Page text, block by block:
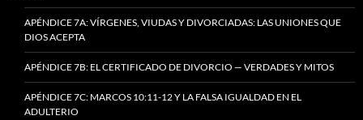
APÉNDICE 7A: VÍRGENES, VIUDAS Y DIVORCIADAS: LAS UNIONES QUE
DIOS ACEPTA
APÉNDICE 7B: EL CERTIFICADO DE DIVORCIO — VERDADES Y MITOS
APÉNDICE 7C: MARCOS 10:11-12 Y LA FALSA IGUALDAD EN EL
ADULTERIO